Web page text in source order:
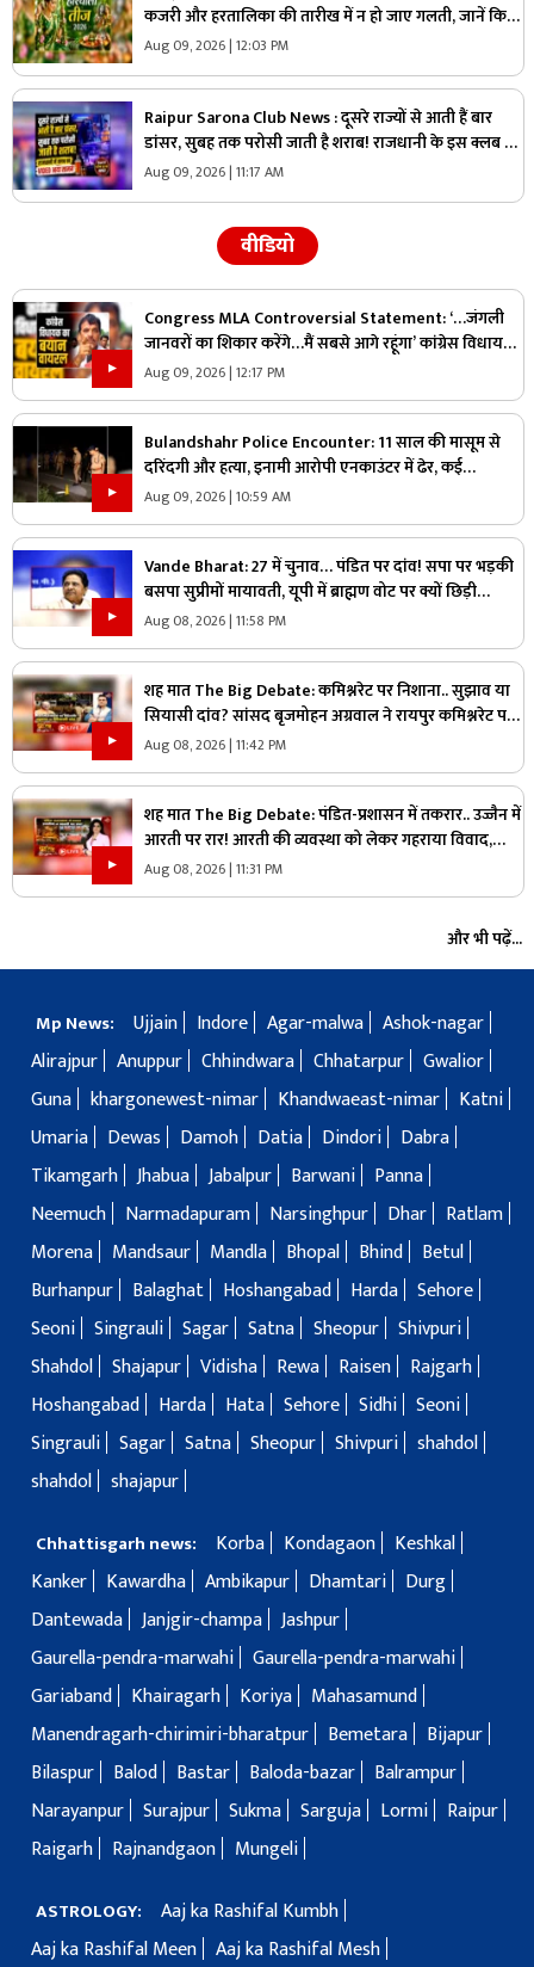
कजरी और हरतालिका की तारीख में न हो जाए गलती, जानें किस
दिन रखना है कौन-सा व्रत
Aug 09, 2026 | 12:03 PM
Raipur Sarona Club News : दूसरे राज्यों से आती हैं बार
डांसर, सुबह तक परोसी जाती है शराब! राजधानी के इस क्लब का
VIDEO सामने आते ही मचा हड़कंप
Aug 09, 2026 | 11:17 AM
वीडियो
Congress MLA Controversial Statement: ‘…जंगली
जानवरों का शिकार करेंगे…मैं सबसे आगे रहूंगा’ कांग्रेस विधायक
ने दिया विवादित बयान, वायरल हो रहा वीडियो
Aug 09, 2026 | 12:17 PM
Bulandshahr Police Encounter: 11 साल की मासूम से
दरिंदगी और हत्या, इनामी आरोपी एनकाउंटर में ढेर, कई
पुलिसकर्मी भी घायल
Aug 09, 2026 | 10:59 AM
Vande Bharat: 27 में चुनाव… पंडित पर दांव! सपा पर भड़की
बसपा सुप्रीमों मायावती, यूपी में ब्राह्मण वोट पर क्यों छिड़ी
महाभारत?
Aug 08, 2026 | 11:58 PM
शह मात The Big Debate: कमिश्नरेट पर निशाना.. सुझाव या
सियासी दांव? सांसद बृजमोहन अग्रवाल ने रायपुर कमिश्नरेट पर
उठाए सवाल, क्या वाकई में सिस्टम में सुधार की है जरूरत
Aug 08, 2026 | 11:42 PM
शह मात The Big Debate: पंडित-प्रशासन में तकरार.. उज्जैन में
आरती पर रार! आरती की व्यवस्था को लेकर गहराया विवाद,
आरती के अधिकार को लेकर क्यों उग्र हुए पंडित?
Aug 08, 2026 | 11:31 PM
और भी पढ़ें...
Mp News: Ujjain Indore Agar-malwa Ashok-nagar
Alirajpur Anuppur Chhindwara Chhatarpur Gwalior
Guna khargonewest-nimar Khandwaeast-nimar
Katni
Umaria
Dewas Damoh Datia Dindori
Dabra
Tikamgarh Jhabua Jabalpur Barwani
Panna
Neemuch
Narmadapuram Narsinghpur Dhar
Ratlam
Morena
Mandsaur Mandla Bhopal Bhind
Betul
Burhanpur
Balaghat Hoshangabad Harda Sehore
Seoni Singrauli Sagar Satna Sheopur Shivpuri
Shahdol Shajapur Vidisha Rewa Raisen
Rajgarh
Hoshangabad
Harda Hata Sehore Sidhi Seoni
Singrauli Sagar Satna Sheopur Shivpuri shahdol
shahdol shajapur
Chhattisgarh news: Korba Kondagaon
Keshkal
Kanker
Kawardha Ambikapur Dhamtari
Durg
Dantewada Janjgir-champa Jashpur
Gaurella-pendra-marwahi Gaurella-pendra-marwahi
Gariaband
Khairagarh Koriya
Mahasamund
Manendragarh-chirimiri-bharatpur
Bemetara
Bijapur
Bilaspur
Balod Bastar Baloda-bazar
Balrampur
Narayanpur Surajpur Sukma Sarguja Lormi
Raipur
Raigarh
Rajnandgaon Mungeli
ASTROLOGY:
Aaj ka Rashifal Kumbh
Aaj ka Rashifal Meen Aaj ka Rashifal Mesh